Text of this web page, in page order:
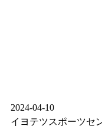
2024-04-10
イヨテツスポーツセ